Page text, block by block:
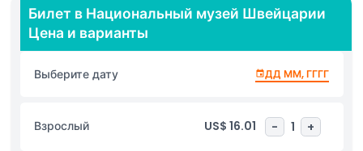
Выставка "Летающий Ковер" предлагает игровое и
образовательное пространство для детей от 5 лет, исследуя
увлекательные темы, такие как Ориент, судоходство и
железные дороги. "Идеи Швейцарии" рассматривают
основные идеалы нации, а "Простой Цюрих" раскрывает
экспозиций, музей регулярно проводит специальные
выставки, предлагающие новый взгляд на швейцарское
Билет в Национальный музей Швейцарии
Цена и варианты
Выберите дату ДД ММ, ГГГГ
Взрослый US$ 16.01 - 1 +